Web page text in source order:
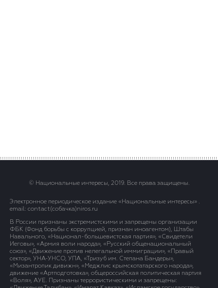
© Национальные интересы, 2019. Все права защищены.
Электронное периодическое издание «Национальные интересы» .
email: contact(сoбaчка)niros.ru
В России признаны экстремистскими и запрещены организации
ФБК (Фонд борьбы с коррупцией, признан иноагентом), Штабы
Навального, «Национал-большевистская партия», «Свидетели
Иеговы», «Армия воли народа», «Русский общенациональный
союз», «Движение против нелегальной иммиграции», «Правый
сектор», УНА-УНСО, УПА, «Тризуб им. Степана Бандеры»,
«Мизантропик дивижн», «Меджлис крымскотатарского народа»,
движение «Артподготовка», общероссийская политическая партия
«Воля», АУЕ. Признаны террористическими и запрещены: